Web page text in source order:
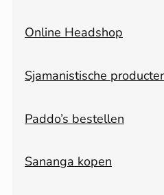
Online Headshop
Sjamanistische
Paddo’s bestellen
Sananga kopen